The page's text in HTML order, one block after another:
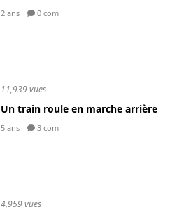
2 ans 0 com
11,939 vues
Un train roule en marche arrière
5 ans 3 com
4,959 vues